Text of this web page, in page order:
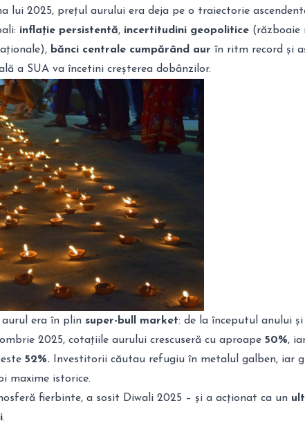
lui 2025, prețul aurului era deja pe o traiectorie
inflație persistentă, incertitudini geopolitice (războaie
bănci centrale cumpărând aur în ritm record și
a SUA va încetini creșterea dobânzilor.
aurul era în plin super-bull market: de la începutul anului
2025, cotațiile aurului crescuseră cu aproape 50%,
52%. Investitorii căutau refugiu în metalul galben, iar
maxime istorice.
fierbinte, a sosit Diwali 2025 – și a acționat ca un
.